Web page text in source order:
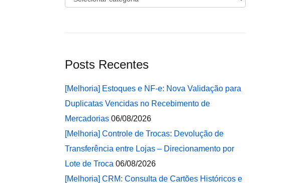
Posts Recentes
[Melhoria] Estoques e NF-e: Nova Validação para
Duplicatas Vencidas no Recebimento de
Mercadorias 06/08/2026
[Melhoria] Controle de Trocas: Devolução de
Transferência entre Lojas – Direcionamento por
Lote de Troca 06/08/2026
[Melhoria] CRM: Consulta de Cartões Históricos e